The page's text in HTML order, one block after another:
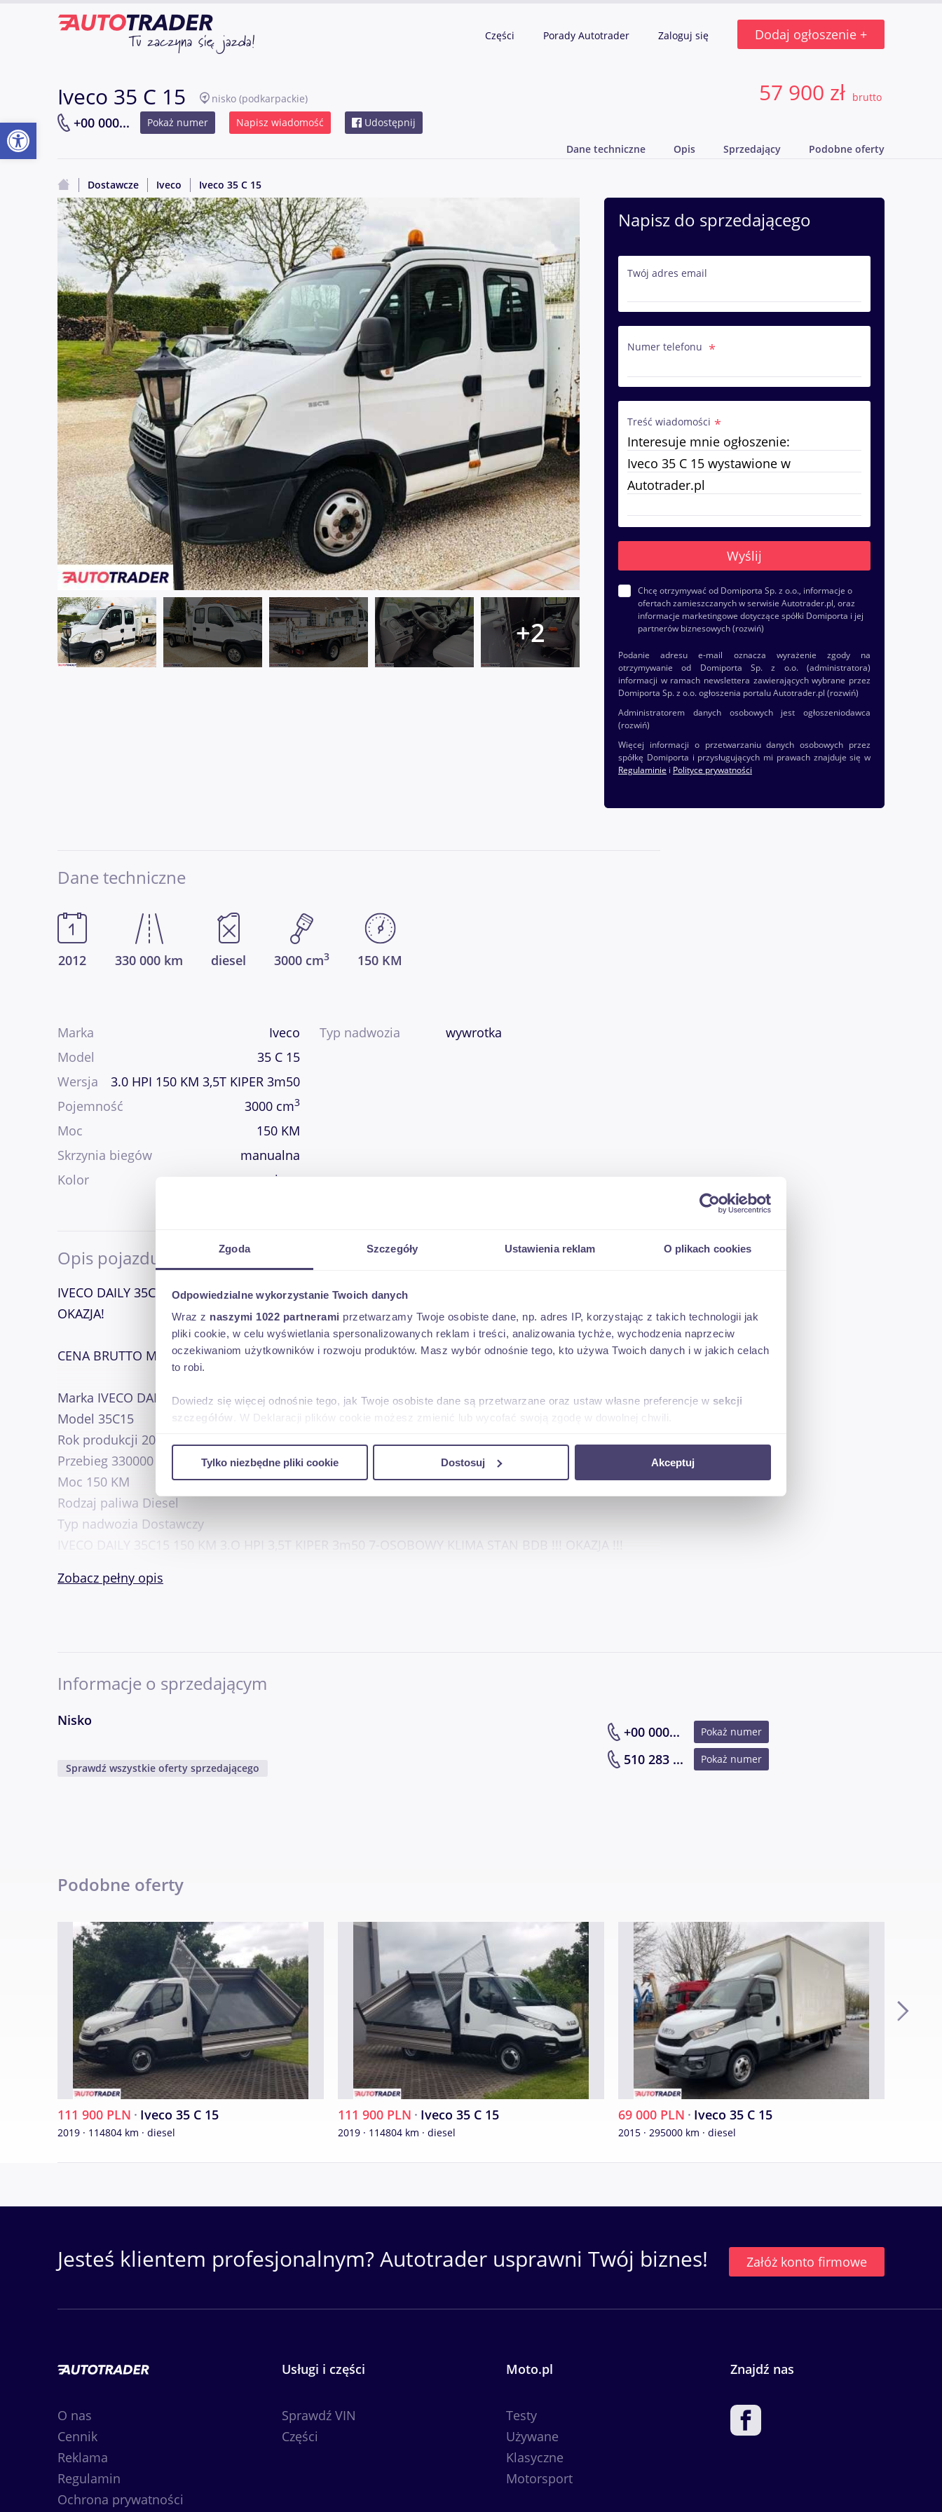
Zgoda Szczegóły Ustawienia reklam O plikach cookies
Odpowiedzialne wykorzystanie Twoich danych
Wraz z naszymi 1022 partnerami przetwarzamy Twoje osobiste dane, np. adres IP, korzystając z takich technologii jak
pliki cookie, w celu wyświetlania spersonalizowanych reklam i treści, analizowania tychże, wychodzenia naprzeciw
oczekiwaniom użytkowników i rozwoju produktów. Masz wybór odnośnie tego, kto używa Twoich danych i w jakich celach
to robi.
Dowiedz się więcej odnośnie tego, jak Twoje osobiste dane są przetwarzane oraz ustaw własne preferencje w sekcji
szczegółów . W Deklaracji plików cookie możesz zmienić lub wycofać swoją zgodę w dowolnej chwili.
ruch w naszej witrynie. Informacje o tym, jak korzystasz z naszej witryny, udostępniamy partnerom społecznościowym,
uzyskanymi podczas korzystania z ich usług.
Tylko niezbędne pliki cookie Dostosuj Akceptuj
Części Porady Autotrader Zaloguj się Dodaj ogłoszenie +
Iveco 35 C 15 nisko (podkarpackie)
+00 000... Pokaż numer Napisz wiadomość Udostępnij
57 900 zł brutto
Dane techniczne Opis Sprzedający Podobne oferty
Dostawcze Iveco Iveco 35 C 15
Napisz do sprzedającego
Twój adres email
Numer telefonu
Treść wiadomości
Chcę otrzymywać od Domiporta Sp. z o.o., informacje o
ofertach zamieszczanych w serwisie Autotrader.pl, oraz
informacje marketingowe dotyczące spółki Domiporta i jej
partnerów biznesowych(rozwiń)
Podanie adresu e-mail oznacza wyrażenie zgody na
otrzymywanie od Domiporta Sp. z o.o. (administratora)
informacji w ramach newslettera zawierających wybrane przez
Domiporta Sp. z o.o. ogłoszenia portalu Autotrader.pl (rozwiń)
Administratorem danych osobowych jest ogłoszeniodawca
(rozwiń)
Więcej informacji o przetwarzaniu danych osobowych przez
spółkę Domiporta i przysługujących mi prawach znajduje się w
Regulaminie i Polityce prywatności
Dane techniczne
2012 330 000 km diesel 3000 cm3 150 KM
Marka
Iveco
Model
35 C 15
Wersja
3.0 HPI 150 KM 3,5T KIPER 3m50
Pojemność
3000 cm3
Moc
150 KM
Skrzynia biegów
manualna
Kolor
inny
Typ nadwozia wywrotka
Opis pojazdu
IVECO DAILY 35C15 3.0 HPI 150 KM 3,5T KIPER 3m50 7-OSOBOWY KLIMA STAN BDB GWARANCJA!
OKAZJA!
CENA BRUTTO MARŻA 57 900 zł
Marka IVECO DAILY
Model 35C15
Rok produkcji 2012
Przebieg 330000 km
Moc 150 KM
Rodzaj paliwa Diesel
Typ nadwozia Dostawczy
IVECO DAILY 35C15 150 KM 3.O HPI 3,5T KIPER 3m50 7-OSOBOWY KLIMA STAN BDB !!! OKAZJA !!!
Wyposażenie:
Elektryczne szyby
Klimatyzacja
Komputer pokładowy
Stalowa Wola, Podkarpackie
Zobacz pełny opis
Informacje o sprzedającym
Nisko
Sprawdź wszystkie oferty sprzedającego
+00 000... Pokaż numer
510 283 ... Pokaż numer
Podobne oferty
111 900 PLN · Iveco 35 C 15
2019 · 114804 km · diesel
111 900 PLN · Iveco 35 C 15
2019 · 114804 km · diesel
69 000 PLN · Iveco 35 C 15
2015 · 295000 km · diesel
Jesteś klientem profesjonalnym? Autotrader usprawni Twój biznes! Załóż konto firmowe
O nas
Cennik
Reklama
Regulamin
Ochrona prywatności
Usługi i części
Sprawdź VIN
Części
Moto.pl
Testy
Używane
Klasyczne
Motorsport
Znajdź nas
Otwórz pasek narzędzi